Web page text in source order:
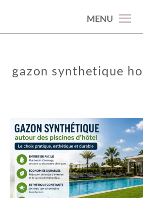
MENU
gazon synthetique